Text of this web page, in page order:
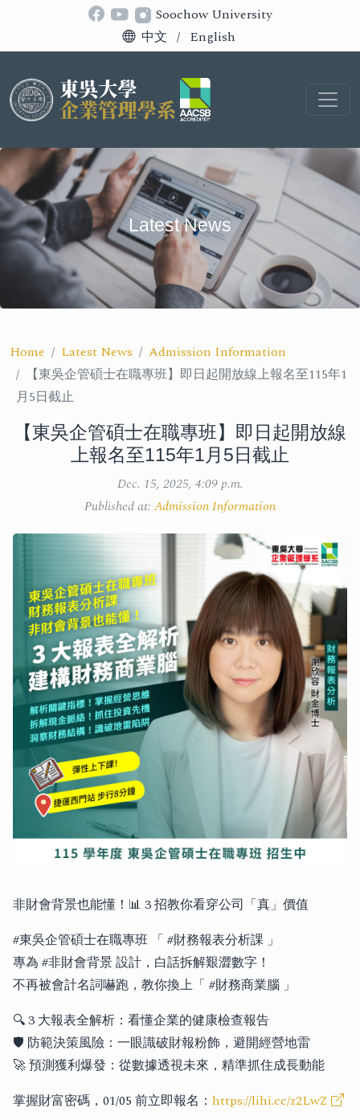
Soochow University
中文 / English
Latest News
Home Latest News
Admission Information
【東吳企管碩士在職專班】即日起開放線上報名至115年1
月5日截止
【東吳企管碩士在職專班】即日起開放線
上報名至115年1月5日截止
Dec. 15, 2025, 4:09 p.m.
Published at: Admission Information
非財會背景也能懂！📊 3 招教你看穿公司「真」價值
#東吳企管碩士在職專班 「 #財務報表分析課 」
專為 #非財會背景 設計，白話拆解艱澀數字！
不再被會計名詞嚇跑，教你換上「 #財務商業腦 」
🔍 3 大報表全解析：看懂企業的健康檢查報告
🛡 防範決策風險：一眼識破財報粉飾，避開經營地雷
🚀 預測獲利爆發：從數據透視未來，精準抓住成長動能
掌握財富密碼，01/05 前立即報名： https://lihi.cc/z2LwZ